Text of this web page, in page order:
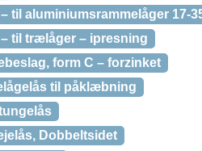
til aluminiumsrammelåger 17-
til trælåger – ipresning
form C – forzinket
til påklæbning
Dobbeltsidet